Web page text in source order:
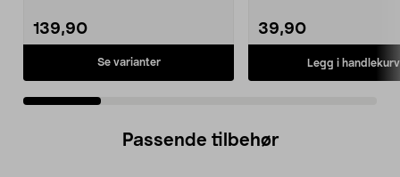
139,90
Se varianter
39,90
Legg i handlekurv
Passende tilbehør